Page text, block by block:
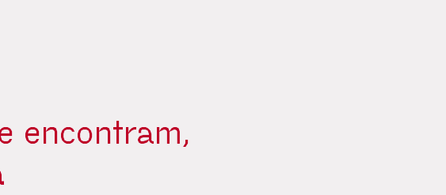
encontram,